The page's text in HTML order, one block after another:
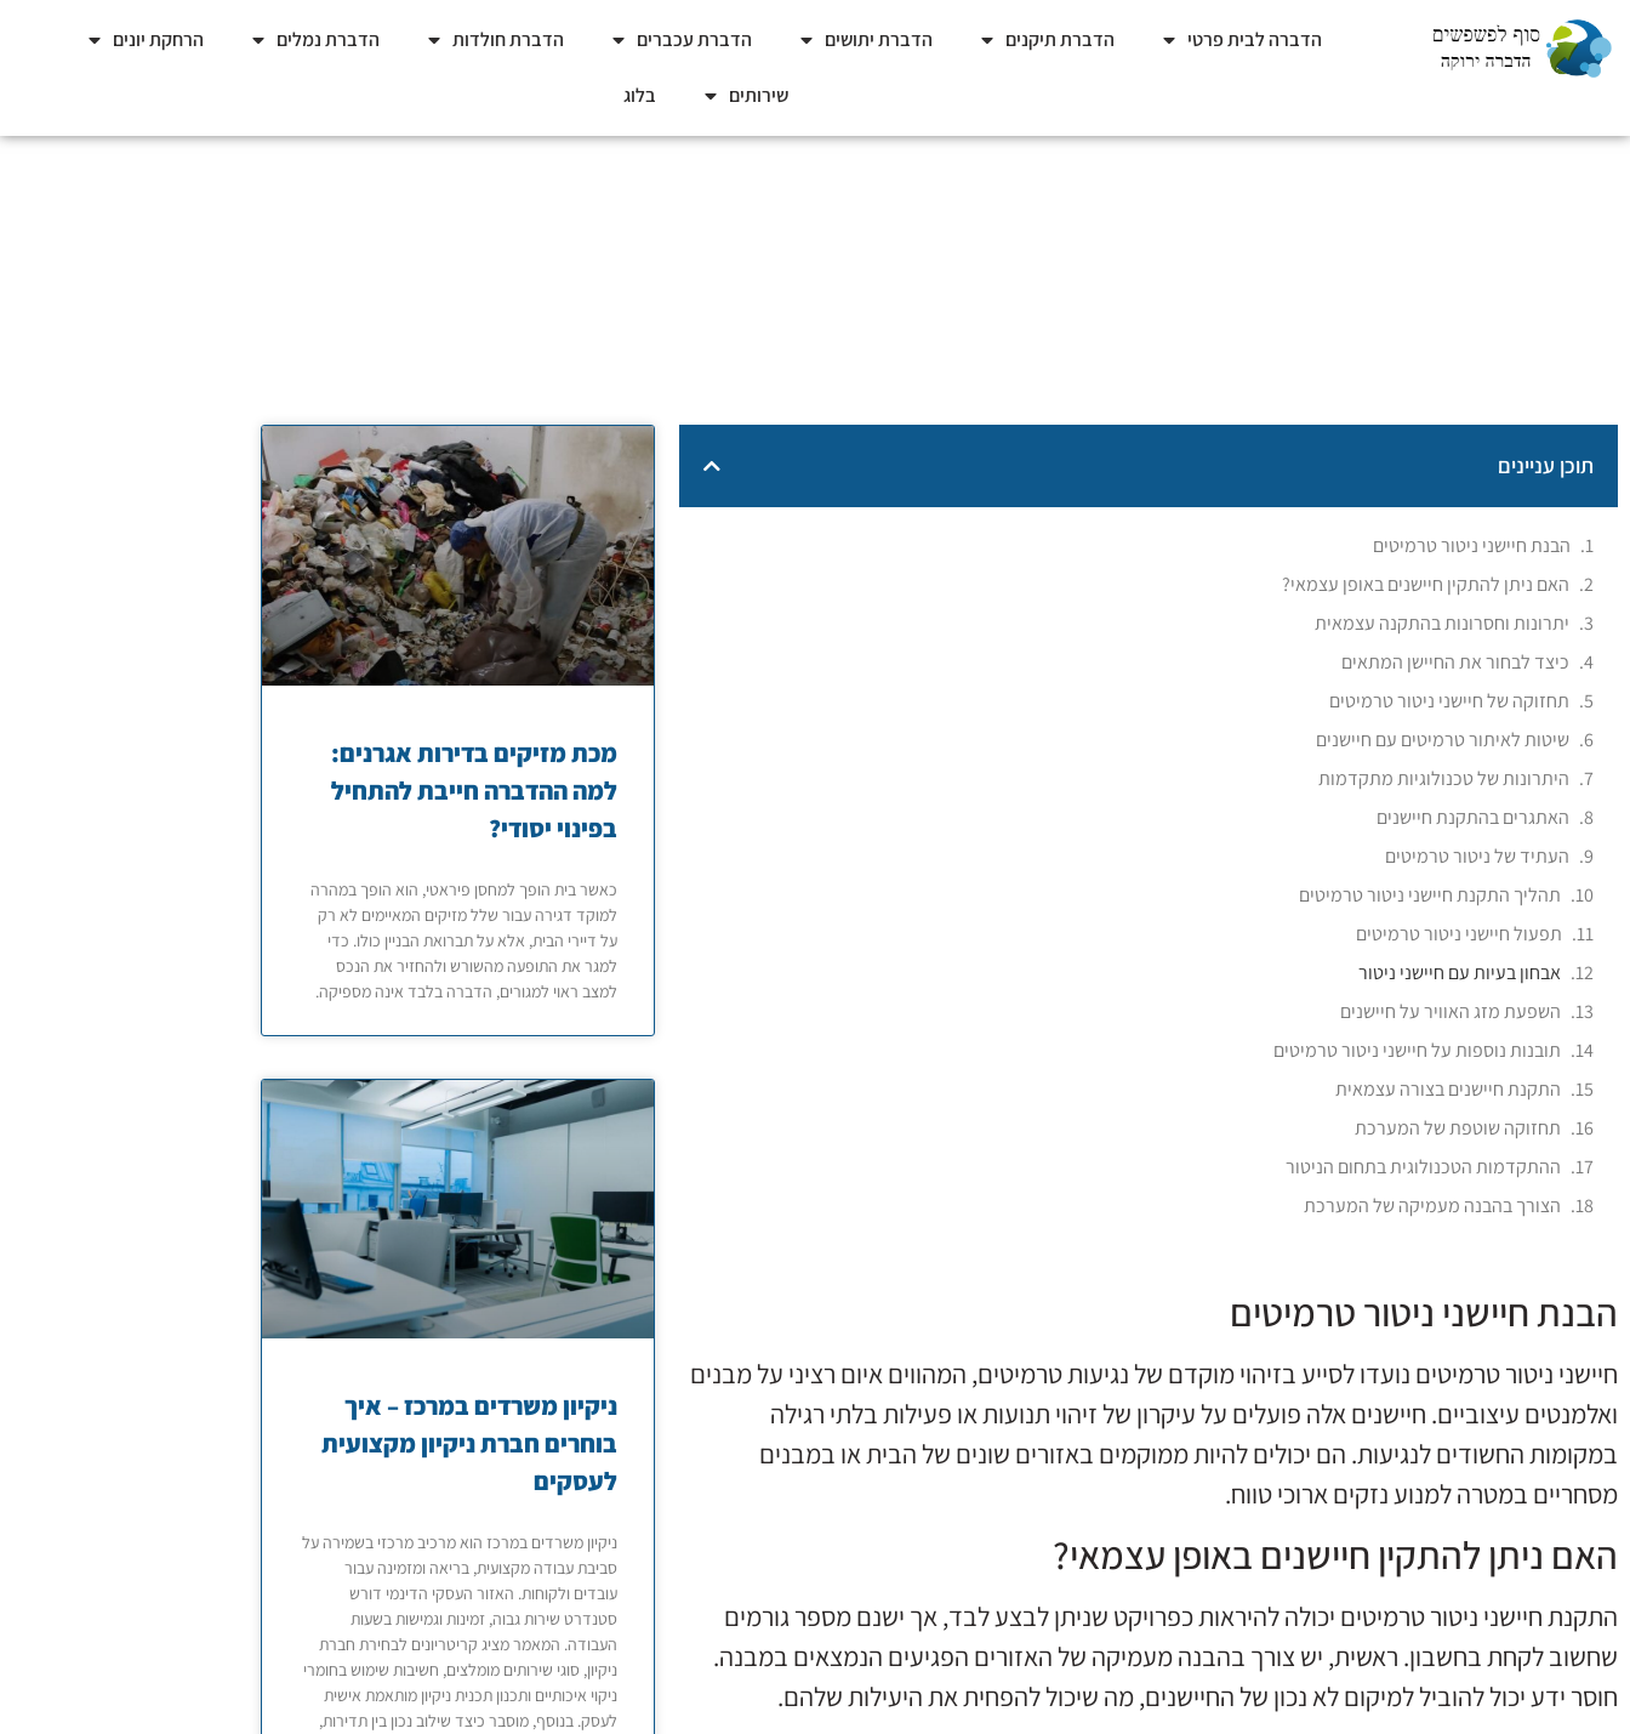
הדברה לבית פרטי הדברת תיקנים הדברת יתושים הדברת עכברים הדברת חולדות הדברת נמלים הרחקת יונים
שירותים בלוג
תוכן עניינים
הבנת חיישני ניטור טרמיטים
האם ניתן להתקין חיישנים באופן עצמאי?
יתרונות וחסרונות בהתקנה עצמאית
כיצד לבחור את החיישן המתאים
תחזוקה של חיישני ניטור טרמיטים
שיטות לאיתור טרמיטים עם חיישנים
היתרונות של טכנולוגיות מתקדמות
האתגרים בהתקנת חיישנים
העתיד של ניטור טרמיטים
תהליך התקנת חיישני ניטור טרמיטים
תפעול חיישני ניטור טרמיטים
אבחון בעיות עם חיישני ניטור
השפעת מזג האוויר על חיישנים
תובנות נוספות על חיישני ניטור טרמיטים
התקנת חיישנים בצורה עצמאית
תחזוקה שוטפת של המערכת
ההתקדמות הטכנולוגית בתחום הניטור
הצורך בהבנה מעמיקה של המערכת
הבנת חיישני ניטור טרמיטים
חיישני ניטור טרמיטים נועדו לסייע בזיהוי מוקדם של נגיעות טרמיטים, המהווים איום רציני על מבנים
ואלמנטים עיצוביים. חיישנים אלה פועלים על עיקרון של זיהוי תנועות או פעילות בלתי רגילה
במקומות החשודים לנגיעות. הם יכולים להיות ממוקמים באזורים שונים של הבית או במבנים
מסחריים במטרה למנוע נזקים ארוכי טווח.
האם ניתן להתקין חיישנים באופן עצמאי?
התקנת חיישני ניטור טרמיטים יכולה להיראות כפרויקט שניתן לבצע לבד, אך ישנם מספר גורמים
שחשוב לקחת בחשבון. ראשית, יש צורך בהבנה מעמיקה של האזורים הפגיעים הנמצאים במבנה.
חוסר ידע יכול להוביל למיקום לא נכון של החיישנים, מה שיכול להפחית את היעילות שלהם.
מכת מזיקים בדירות אגרנים:
למה ההדברה חייבת להתחיל
בפינוי יסודי?
כאשר בית הופך למחסן פיראטי, הוא הופך במהרה
למוקד דגירה עבור שלל מזיקים המאיימים לא רק
על דיירי הבית, אלא על תברואת הבניין כולו. כדי
למגר את התופעה מהשורש ולהחזיר את הנכס
למצב ראוי למגורים, הדברה בלבד אינה מספיקה.
ניקיון משרדים במרכז – איך
בוחרים חברת ניקיון מקצועית
לעסקים
ניקיון משרדים במרכז הוא מרכיב מרכזי בשמירה על
סביבת עבודה מקצועית, בריאה ומזמינה עבור
עובדים ולקוחות. האזור העסקי הדינמי דורש
סטנדרט שירות גבוה, זמינות וגמישות בשעות
העבודה. המאמר מציג קריטריונים לבחירת חברת
ניקיון, סוגי שירותים מומלצים, חשיבות שימוש בחומרי
ניקוי איכותיים ותכנון תכנית ניקיון מותאמת אישית
לעסק. בנוסף, מוסבר כיצד שילוב נכון בין תדירות,